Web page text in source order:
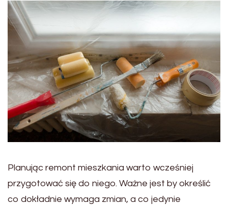
Planując remont mieszkania warto wcześniej
przygotować się do niego. Ważne jest by określić
co dokładnie wymaga zmian, a co jedynie